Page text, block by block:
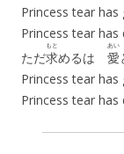
Princess tear has
Princess tear
ただ求
もと
めるは 愛
あい
Princess tear has
Princess tear has